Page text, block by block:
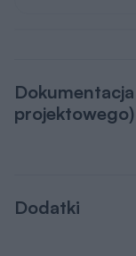
projektowego)
Dodatki